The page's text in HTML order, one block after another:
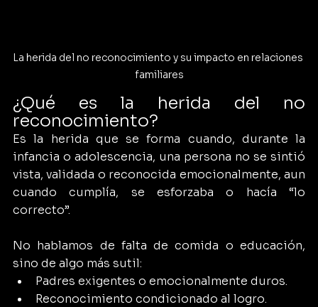
La herida del no reconocimiento y su impacto en relaciones
familiares
¿Qué es la herida del no
reconocimiento?
Es la herida que se forma cuando, durante la
infancia o adolescencia, una persona no se sintió
vista, validada o reconocida emocionalmente, aun
cuando cumplía, se esforzaba o hacía “lo
correcto”.
No hablamos de falta de comida o educación,
sino de algo más sutil:
Padres exigentes o emocionalmente duros.
Reconocimiento condicionado al logro.